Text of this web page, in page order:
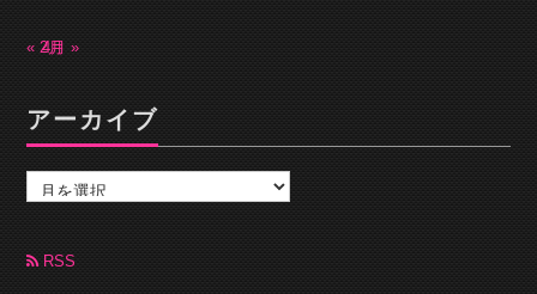
« 2月4月 »
アーカイブ
カ
ブ RSS